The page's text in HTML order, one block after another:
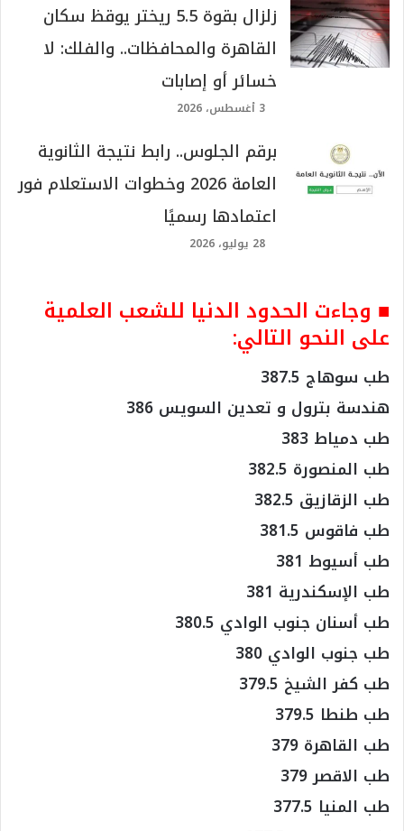
زلزال بقوة 5.5 ريختر يوقظ سكان
القاهرة والمحافظات.. والفلك: لا
خسائر أو إصابات
3 أغسطس، 2026
برقم الجلوس.. رابط نتيجة الثانوية
العامة 2026 وخطوات الاستعلام فور
اعتمادها رسميًا
28 يوليو، 2026
■ وجاءت الحدود الدنيا للشعب العلمية
على النحو التالي:
طب سوهاج 387.5
هندسة بترول و تعدين السويس 386
طب دمياط 383
طب المنصورة 382.5
طب الزقازيق 382.5
طب فاقوس 381.5
طب أسيوط 381
طب الإسكندرية 381
طب أسنان جنوب الوادي 380.5
طب جنوب الوادي 380
طب كفر الشيخ 379.5
طب طنطا 379.5
طب القاهرة 379
طب الاقصر 379
طب المنيا 377.5